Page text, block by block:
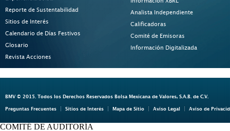
Reporte de Sustentabilidad
Sitios de Interés
Calendario de Días Festivos
Glosario
Revista Acciones
Analista Independiente
Calificadoras
Comité de Emisoras
Información Digitalizada
BMV © 2015. Todos los Derechos Reservados Bolsa Mexicana de Valores, S.A.B. de C.V.
Preguntas Frecuentes Sitios de Interés Mapa de Sitio Aviso Legal Aviso de
COMITÉ DE AUDITORÍA